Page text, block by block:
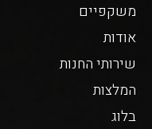
משקפיים
אודות
שירותי החנות
המלצות
בלוג